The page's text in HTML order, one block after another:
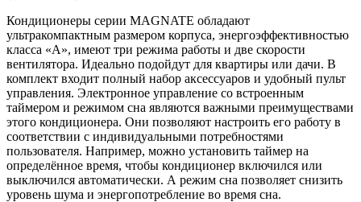
Кондиционеры серии MAGNATE обладают
ультракомпактным размером корпуса, энергоэффективностью
класса «А», имеют три режима работы и две скорости
вентилятора. Идеально подойдут для квартиры или дачи. В
комплект входит полный набор аксессуаров и удобный пульт
управления. Электронное управление со встроенным
таймером и режимом сна являются важными преимуществами
этого кондиционера. Они позволяют настроить его работу в
соответствии с индивидуальными потребностями
пользователя. Например, можно установить таймер на
определённое время, чтобы кондиционер включился или
выключился автоматически. А режим сна позволяет снизить
уровень шума и энергопотребление во время сна.